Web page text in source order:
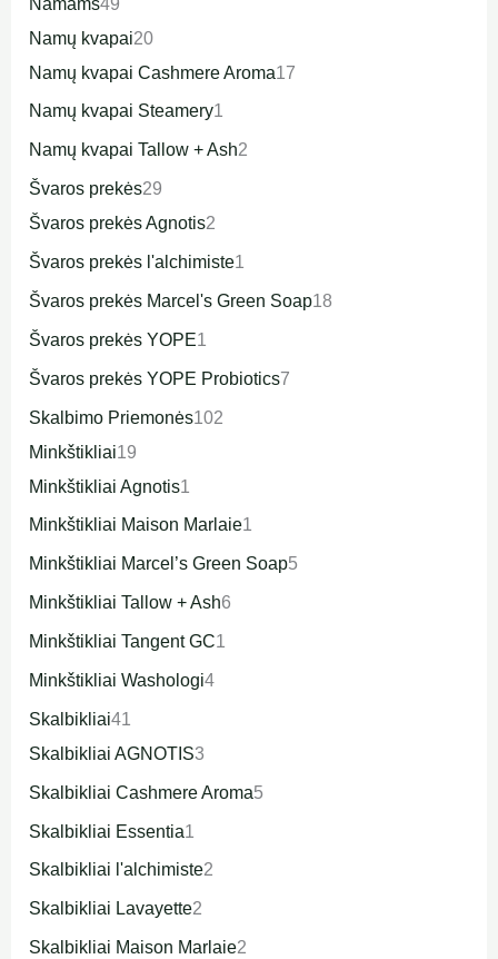
Namų kvapai20
Namų kvapai Cashmere Aroma17
Namų kvapai Steamery1
Namų kvapai Tallow + Ash2
Švaros prekės29
Švaros prekės Agnotis2
Švaros prekės l'alchimiste1
Švaros prekės Marcel's Green Soap18
Švaros prekės YOPE1
Švaros prekės YOPE Probiotics7
Skalbimo Priemonės102
Minkštikliai19
Minkštikliai Agnotis1
Minkštikliai Maison Marlaie1
Minkštikliai Marcel’s Green Soap5
Minkštikliai Tallow + Ash6
Minkštikliai Tangent GC1
Minkštikliai Washologi4
Skalbikliai41
Skalbikliai AGNOTIS3
Skalbikliai Cashmere Aroma5
Skalbikliai Essentia1
Skalbikliai l'alchimiste2
Skalbikliai Lavayette2
Skalbikliai Maison Marlaie2